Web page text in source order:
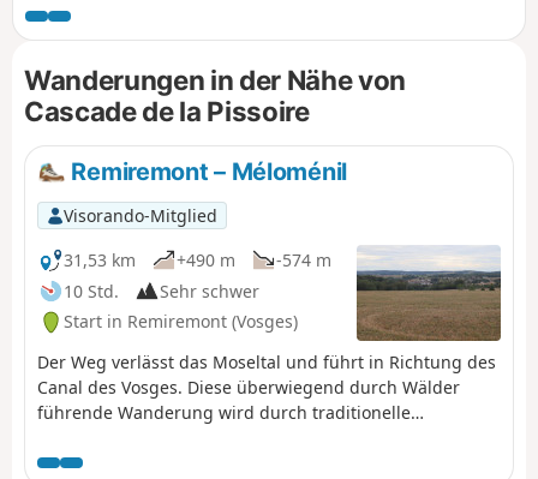
Chèvre Roche, die beide einen herrlichen Ausblick auf die
Region bieten. Der erste Teil der Wanderung führt bergauf
zum Chèvre Roche, vorbei an der Fontaine
Baptistminicandré. Nach dem Chèvre Roche führt der Weg
über den Sapin Géant, die Croix Lambia, den Wasserfall
Cascade de la Pissoire und das Dorf Haut du Tot bis zum
Moyemont. Auf dem letzten Abschnitt können Sie die
entdecken.
Wanderungen in der Nähe von
Cascade de la Pissoire
Remiremont – Méloménil
Visorando-Mitglied
31,53 km
+490 m
-574 m
10 Std.
Sehr schwer
Start in Remiremont (Vosges)
Der Weg verlässt das Moseltal und führt in Richtung des
Canal des Vosges. Diese überwiegend durch Wälder
führende Wanderung wird durch traditionelle